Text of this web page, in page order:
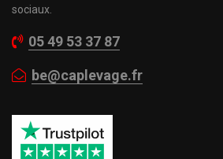
sociaux.
05 49 53 37 87
be@caplevage.fr